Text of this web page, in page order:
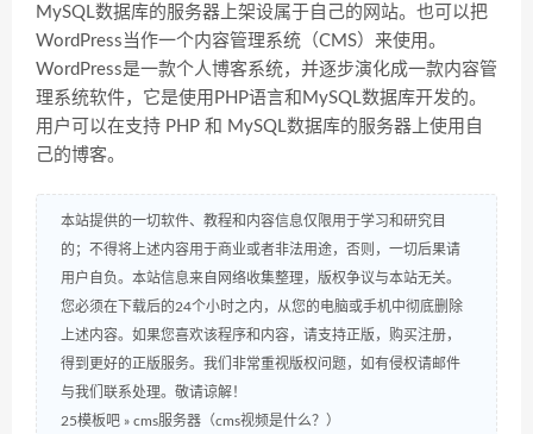
MySQL数据库的服务器上架设属于自己的网站。也可以把
WordPress当作一个内容管理系统（CMS）来使用。
WordPress是一款个人博客系统，并逐步演化成一款内容管
理系统软件，它是使用PHP语言和MySQL数据库开发的。
用户可以在支持 PHP 和 MySQL数据库的服务器上使用自
己的博客。
本站提供的一切软件、教程和内容信息仅限用于学习和研究目
的；不得将上述内容用于商业或者非法用途，否则，一切后果请
用户自负。本站信息来自网络收集整理，版权争议与本站无关。
您必须在下载后的24个小时之内，从您的电脑或手机中彻底删除
上述内容。如果您喜欢该程序和内容，请支持正版，购买注册，
得到更好的正版服务。我们非常重视版权问题，如有侵权请邮件
与我们联系处理。敬请谅解！
25模板吧 » cms服务器（cms视频是什么？）